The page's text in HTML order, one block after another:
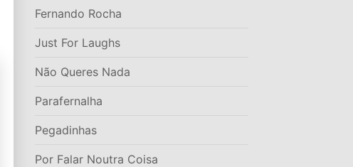
Fernando Rocha
Just For Laughs
Não Queres Nada
Parafernalha
Pegadinhas
Por Falar Noutra Coisa